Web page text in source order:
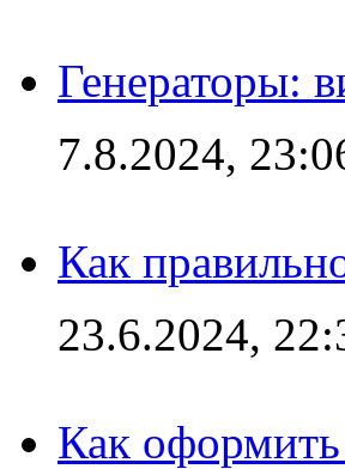
Генераторы:
7.8.2024,
Как
23.6.2024,
Как